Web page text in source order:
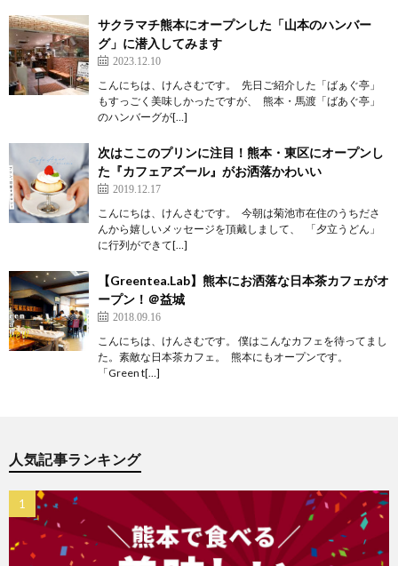
サクラマチ熊本にオープンした「山本のハンバー
グ」に潜入してみます
2023.12.10
こんにちは、けんさむです。 先日ご紹介した「ばぁぐ亭」
もすっごく美味しかったですが、 熊本・馬渡「ばあぐ亭」
のハンバーグが[…]
次はここのプリンに注目！熊本・東区にオープンし
た『カフェアズール』がお洒落かわいい
2019.12.17
こんにちは、けんさむです。 今朝は菊池市在住のうちださ
んから嬉しいメッセージを頂戴しまして、 「夕立うどん」
に行列ができて[…]
【Greentea.Lab】熊本にお洒落な日本茶カフェがオ
ープン！＠益城
2018.09.16
こんにちは、けんさむです。 僕はこんなカフェを待ってまし
た。素敵な日本茶カフェ。 熊本にもオープンです。
「Green t[…]
人気記事ランキング